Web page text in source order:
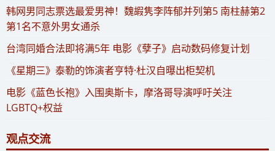
​韩网男同志票选最爱男神！魏嘏隽李阵郁并列第5 南柱赫第2
第1名不意外男女通杀
​台湾同婚合法即将满5年 电影《孽子》启动数码修复计划
《星期三》泰勒的饰演者亨特·杜汉自曝出柜契机
电影《蓝色长袍》入围奥斯卡，摩洛哥导演呼吁关注
LGBTQ+权益
观点交流